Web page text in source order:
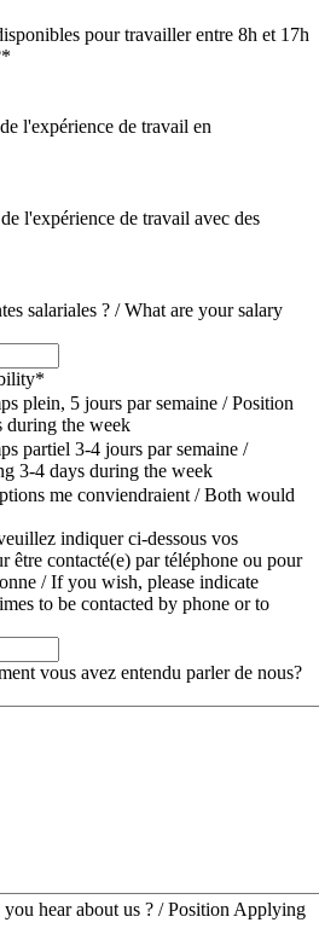
pour travailler entre 8h et 17h
*
l'expérience de travail en
l'expérience de travail avec des
salariales ? / What are your salary
*
plein, 5 jours par semaine / Position
during the week
partiel 3-4 jours par semaine /
3-4 days during the week
me conviendraient / Both would
indiquer ci-dessous vos
être contacté(e) par téléphone ou pour
/ If you wish, please indicate
to be contacted by phone or to
vous avez entendu parler de nous?
hear about us ? / Position Applying